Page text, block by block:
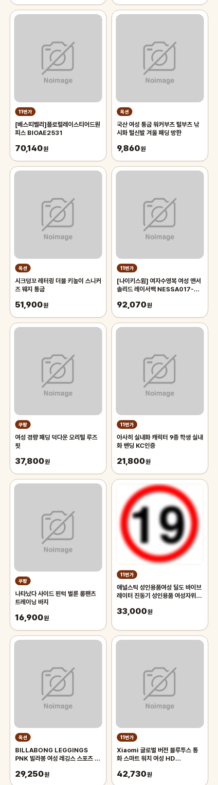
11번가
[베스띠벨리]플로럴레이스티어드원
피스 BIOAE2531
70,140원
옥션
국산 여성 통굽 워커부츠 털부츠 낚
시화 털신발 겨울 패딩 방한
9,860원
옥션
시크덩꼬 레터링 더블 키높이 스니커
즈 웨지 통굽
51,900원
11번가
[나이키스윔] 여자수영복 여성 앤서
솔리드 레이서백 NESSA017-
92,070원
쿠팡
여성 경량 패딩 덕다운 오리털 루즈
핏
37,800원
11번가
아사히 실내화 캐릭터 9종 학생 실내
화 밴딩 KC인증
21,800원
쿠팡
나타났다 사이드 핀턱 벌룬 롱팬츠
트레이닝 바지
16,900원
11번가
애널스틱 성인용품여성 딜도 바이브
레이터 진동기 성인용품 여성자위기
33,000원
옥션
BILLABONG LEGGINGS
PNK 빌라봉 여성 레깅스 스포츠 수
AJ013-400)
29,250원
11번가
Xiaomi 글로벌 버전 블루투스 통
화 스마트 워치 여성 HD
100 스포츠 방수 스마트
42,730원